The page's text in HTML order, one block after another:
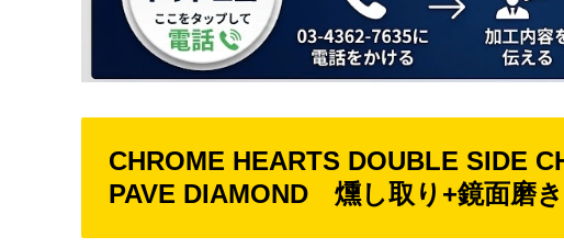
CHROME HEARTS DOUBLE SIDE
PAVE DIAMOND 燻し取り+鏡面磨